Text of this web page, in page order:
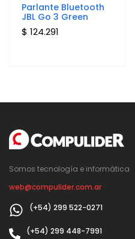
Parlante Bluetooth
JBL Go 3 Green
$ 124.291
Somos tecnología e informática
web@compulider.com.ar
(+54) 299 522-0271
(+54) 299 448-7991